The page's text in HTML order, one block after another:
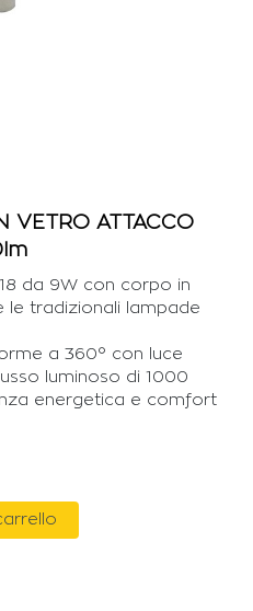
VETRO ATTACCO
da 9W con corpo in
le tradizionali lampade
a 360° con luce
luminoso di 1000
energetica e comfort